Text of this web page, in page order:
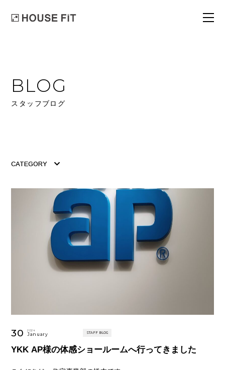
BLOG
スタッフブログ
CATEGORY
30 2024
January STAFF BLOG
YKK AP様の体感ショールームへ行ってきました